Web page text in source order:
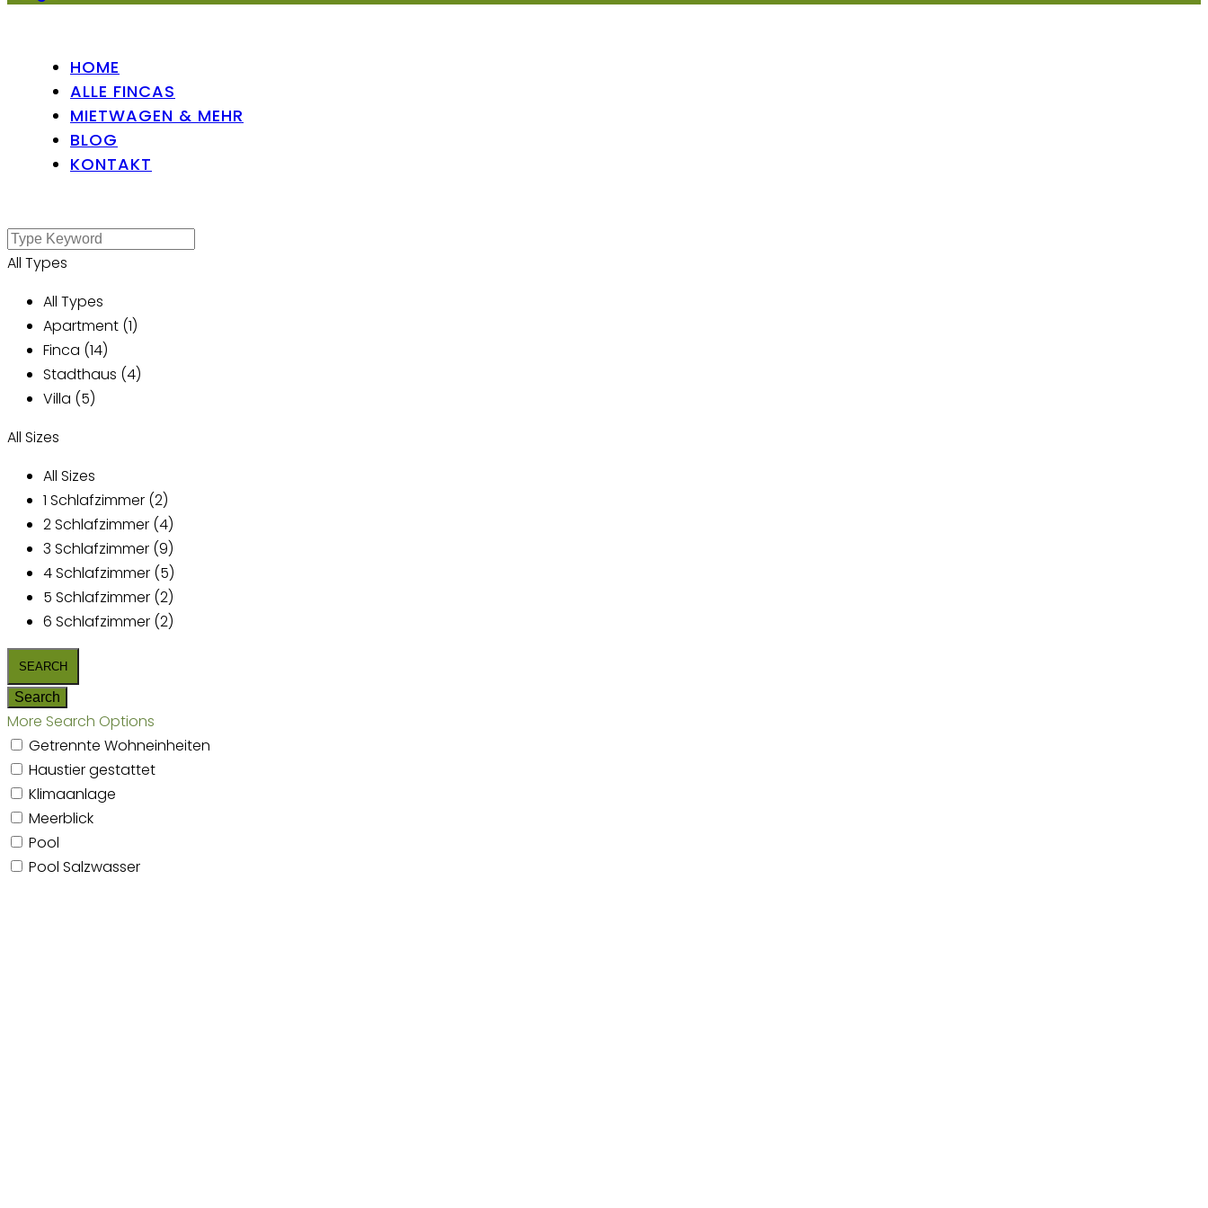
HOME
ALLE FINCAS
MIETWAGEN & MEHR
BLOG
KONTAKT
All Types
All Types
Apartment (1)
Finca (14)
Stadthaus (4)
Villa (5)
All Sizes
All Sizes
1 Schlafzimmer (2)
2 Schlafzimmer (4)
3 Schlafzimmer (9)
4 Schlafzimmer (5)
5 Schlafzimmer (2)
6 Schlafzimmer (2)
More Search Options
Getrennte Wohneinheiten
Haustier gestattet
Klimaanlage
Meerblick
Pool
Pool Salzwasser